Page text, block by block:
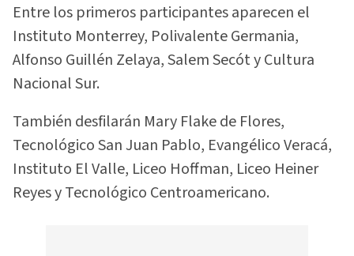
Entre los primeros participantes aparecen el
Instituto Monterrey, Polivalente Germania,
Alfonso Guillén Zelaya, Salem Secót y Cultura
Nacional Sur.
También desfilarán Mary Flake de Flores,
Tecnológico San Juan Pablo, Evangélico Veracá,
Instituto El Valle, Liceo Hoffman, Liceo Heiner
Reyes y Tecnológico Centroamericano.